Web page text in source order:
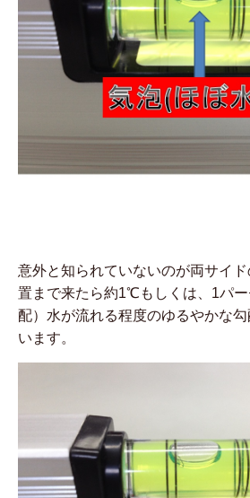
意外と知られていないのが両サイ
置まで来たら約1℃もしくは、1パ
配）水が流れる程度のゆるやかな
います。